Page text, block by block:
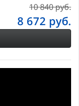
10 840 руб.
8 672 руб.